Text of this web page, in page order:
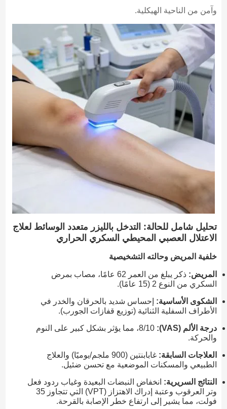
وآمن من الناحية الهيكلية.
تحليل شامل للحالة: التدخل بالليزر متعدد الوسائط لعلاج
الاعتلال العصبي المحيطي السكري الحراري
خلفية المريض وحالته التشخيصية
المريض:
ذكر يبلغ من العمر 62 عامًا، مصاب بمرض
السكري من النوع 2 (15 عامًا).
الشكوى الأساسية: إحساس شديد بالحرقان والخدر في
الأطراف السفلية الثنائية (توزيع قفازات الجورب).
درجة الألم (VAS):
8/10، مما يؤثر بشكل كبير على النوم
والحركة.
العلاجات السابقة:
غابابنتين (900 ملجم/يوميًا) والعلاج
الطبيعي والمسكنات الموضعية مع تحسن ضئيل.
النتائج السريرية: انخفاض النبضات البعيدة وغياب ردود فعل
وتر العرقوب وعتبة إدراك الاهتزاز (VPT) التي تتجاوز 35
فولت، مما يشير إلى ارتفاع خطر الإصابة بالقرحة.